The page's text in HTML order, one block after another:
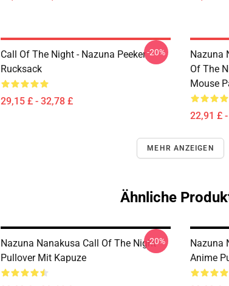
Call Of The Night - Nazuna Peeker
Rucksack
29,15 £ - 32,78 £
-20%
Nazuna
Of The
Mouse
22,91 £
MEHR ANZEIGEN
Ähnliche
Nazuna Nanakusa Call Of The Night
Pullover Mit Kapuze
-20%
Nazuna
Anime